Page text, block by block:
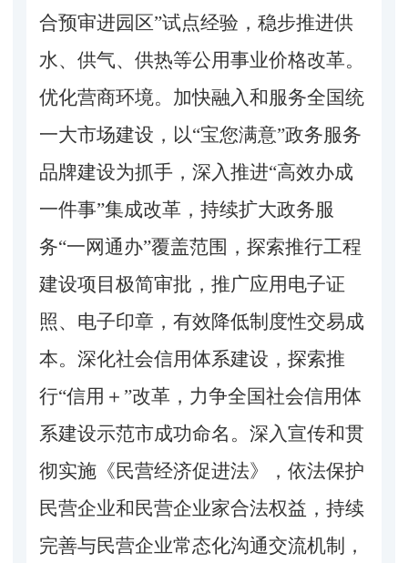
合预审进园区”试点经验，稳步推进供
水、供气、供热等公用事业价格改革。
优化营商环境。加快融入和服务全国统
一大市场建设，以“宝您满意”政务服务
品牌建设为抓手，深入推进“高效办成
一件事”集成改革，持续扩大政务服
务“一网通办”覆盖范围，探索推行工程
建设项目极简审批，推广应用电子证
照、电子印章，有效降低制度性交易成
本。深化社会信用体系建设，探索推
行“信用＋”改革，力争全国社会信用体
系建设示范市成功命名。深入宣传和贯
彻实施《民营经济促进法》，依法保护
民营企业和民营企业家合法权益，持续
完善与民营企业常态化沟通交流机制，